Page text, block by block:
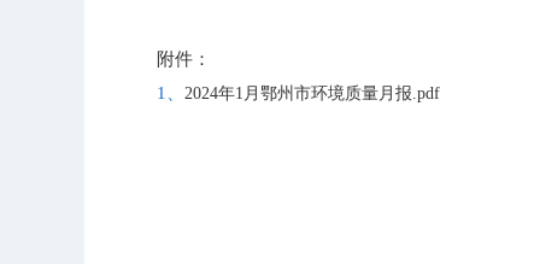
附件：
1、 2024年1月鄂州市环境质量月报.pdf